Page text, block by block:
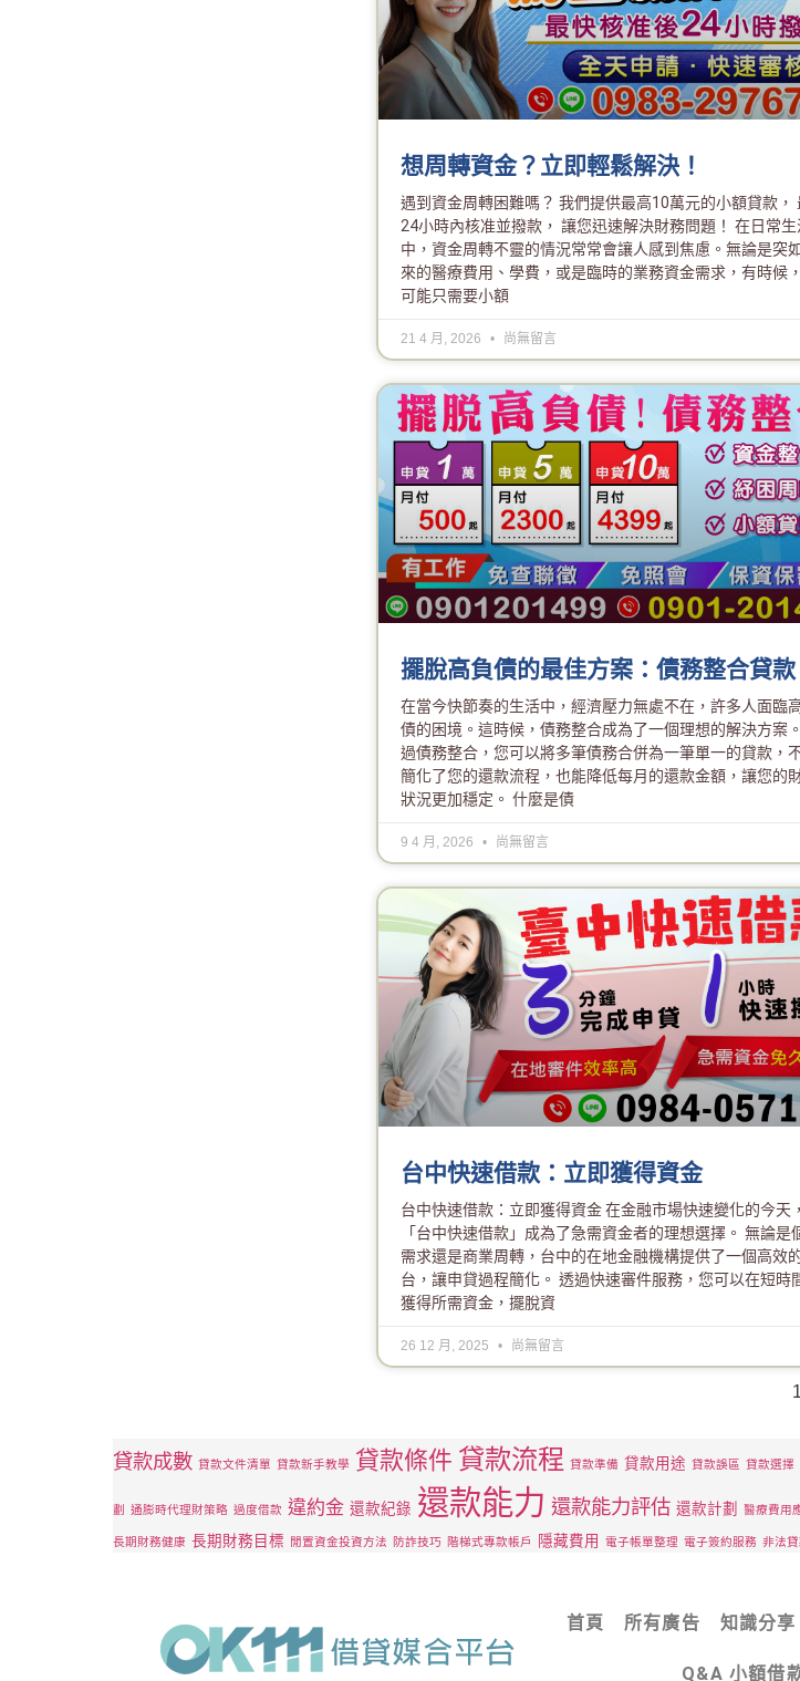
想周轉資金？立即輕鬆解決！
遇到資金周轉困難嗎？ 我們提供最高10萬元的小額貸款，
24小時內核准並撥款， 讓您迅速解決財務問題！ 在日常生
中，資金周轉不靈的情況常常會讓人感到焦慮。無論是突
來的醫療費用、學費，或是臨時的業務資金需求，有時候
可能只需要小額
21 4 月, 2026 尚無留言
擺脫高負債的最佳方案：債務整合貸款
在當今快節奏的生活中，經濟壓力無處不在，許多人面臨
債的困境。這時候，債務整合成為了一個理想的解決方案
過債務整合，您可以將多筆債務合併為一筆單一的貸款，
簡化了您的還款流程，也能降低每月的還款金額，讓您的
狀況更加穩定。 什麼是債
9 4 月, 2026 尚無留言
台中快速借款：立即獲得資金
台中快速借款：立即獲得資金 在金融市場快速變化的今天，
「台中快速借款」成為了急需資金者的理想選擇。 無論是
需求還是商業周轉，台中的在地金融機構提供了一個高效
台，讓申貸過程簡化。 透過快速審件服務，您可以在短時
獲得所需資金，擺脫資
26 12 月, 2025 尚無留言
1
貸款成數 貸款文件清單 貸款新手教學 貸款條件 貸款流程 貸款準備 貸款用途 貸款誤區 貸款選擇
劃 通膨時代理財策略 過度借款 違約金 還款紀錄 還款能力 還款能力評估 還款計劃 醫療費用
長期財務健康 長期財務目標 閒置資金投資方法 防詐技巧 階梯式專款帳戶 隱藏費用 電子帳單整理 電子簽約服務 非法
首頁 所有廣告 知識分享
Q&A 小額借